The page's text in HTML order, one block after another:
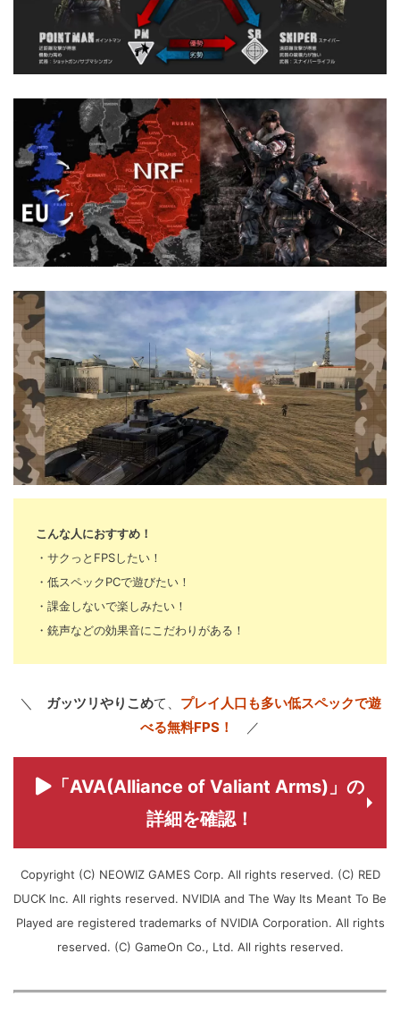
こんな人におすすめ！
・サクっとFPSしたい！
・低スペックPCで遊びたい！
・課金しないで楽しみたい！
・銃声などの効果音にこだわりがある！
＼ ガッツリやりこめて、 プレイ人口も多い低スペックで遊
べる無料FPS！
／
「AVA(Alliance of Valiant Arms)」の
詳細を確認！
Copyright (C) NEOWIZ GAMES Corp. All rights reserved. (C) RED
DUCK Inc. All rights reserved. NVIDIA and The Way Its Meant To Be
Played are registered trademarks of NVIDIA Corporation. All rights
reserved. (C) GameOn Co., Ltd. All rights reserved.